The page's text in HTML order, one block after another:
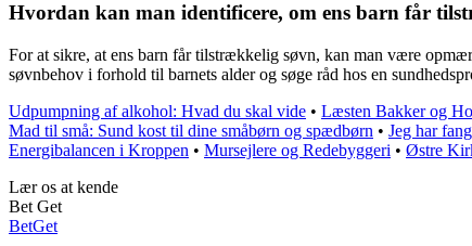
Hvordan kan man identificere, om ens barn får
For at sikre, at ens barn får tilstrækkelig søvn, kan man være
søvnbehov i forhold til barnets alder og søge råd hos en
Udpumpning af alkohol: Hvad du skal vide • Læsten Bakker og
Mad til små: Sund kost til dine småbørn og spædbørn • Jeg har
Energibalancen i Kroppen • Mursejlere og Redebyggeri • Østre
Lær os at kende
Bet Get
BetGet